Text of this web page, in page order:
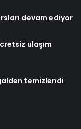
devam ediyor
ulaşım
temizlendi